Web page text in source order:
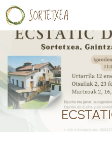
Saltar
al
contenido